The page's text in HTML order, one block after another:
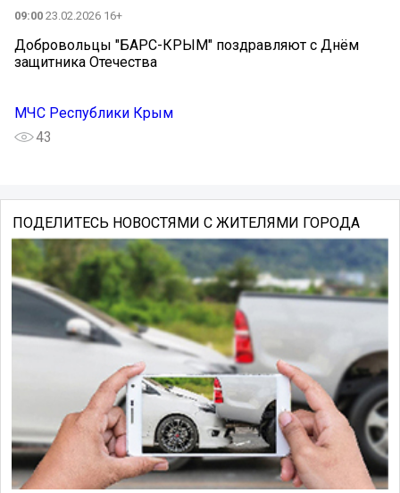
09:00 23.02.2026 16+
Добровольцы "БАРС-КРЫМ" поздравляют с Днём
защитника Отечества
МЧС Республики Крым
43
ПОДЕЛИТЕСЬ НОВОСТЯМИ С ЖИТЕЛЯМИ ГОРОДА